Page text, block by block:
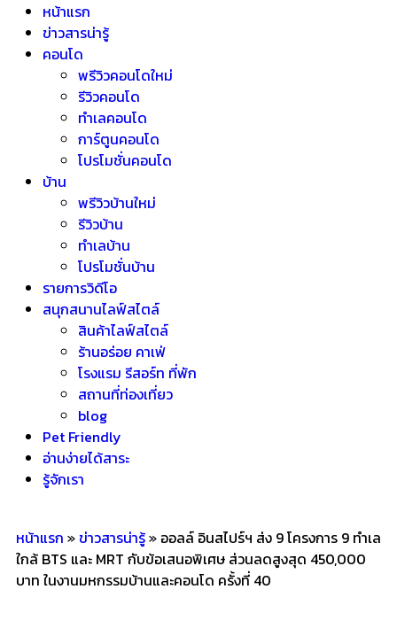
หน้าแรก
ข่าวสารน่ารู้
คอนโด
พรีวิวคอนโดใหม่
รีวิวคอนโด
ทำเลคอนโด
การ์ตูนคอนโด
โปรโมชั่นคอนโด
บ้าน
พรีวิวบ้านใหม่
รีวิวบ้าน
ทำเลบ้าน
โปรโมชั่นบ้าน
รายการวิดีโอ
สนุกสนานไลฟ์สไตล์
สินค้าไลฟ์สไตล์
ร้านอร่อย คาเฟ่
โรงแรม รีสอร์ท ที่พัก
สถานที่ท่องเที่ยว
blog
Pet Friendly
อ่านง่ายได้สาระ
รู้จักเรา
หน้าแรก »ข่าวสารน่ารู้» ออลล์ อินสไปร์ฯ ส่ง 9 โครงการ 9 ทำเล
ใกล้ BTS และ MRT กับข้อเสนอพิเศษ ส่วนลดสูงสุด 450,000
บาท ในงานมหกรรมบ้านและคอนโด ครั้งที่ 40